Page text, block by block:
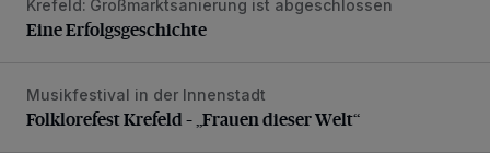
Eine Erfolgsgeschichte
Krefeld: Großmarktsanierung ist abgeschlossen
Eine Erfolgsgeschichte
Folklorefest Krefeld – „Frauen dieser Welt“
Musikfestival in der Innenstadt
Folklorefest Krefeld – „Frauen dieser Welt“